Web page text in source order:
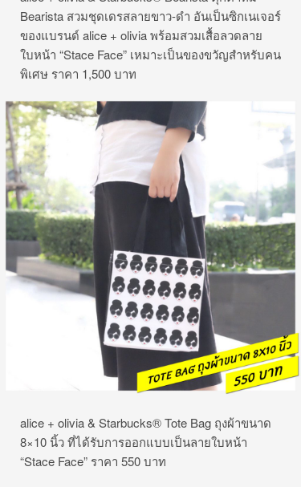
Bearista สวมชุดเดรสลายขาว-ดำ อันเป็นซิกเนเจอร์
ของแบรนด์ alice + olivia พร้อมสวมเสื้อลวดลาย
ใบหน้า “Stace Face” เหมาะเป็นของขวัญสำหรับคน
พิเศษ ราคา 1,500 บาท
alice + olivia & Starbucks® Tote Bag ถุงผ้าขนาด
8×10 นิ้ว ที่ได้รับการออกแบบเป็นลายใบหน้า
“Stace Face” ราคา 550 บาท